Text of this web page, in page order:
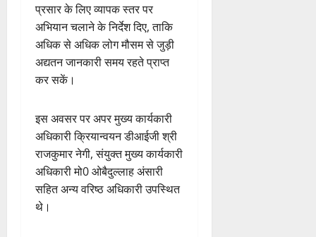
प्रसार के लिए व्यापक स्तर पर
अभियान चलाने के निर्देश दिए, ताकि
अधिक से अधिक लोग मौसम से जुड़ी
अद्यतन जानकारी समय रहते प्राप्त
कर सकें।
इस अवसर पर अपर मुख्य कार्यकारी
अधिकारी क्रियान्वयन डीआईजी श्री
राजकुमार नेगी, संयुक्त मुख्य कार्यकारी
अधिकारी मो0 ओबैदुल्लाह अंसारी
सहित अन्य वरिष्ठ अधिकारी उपस्थित
थे।